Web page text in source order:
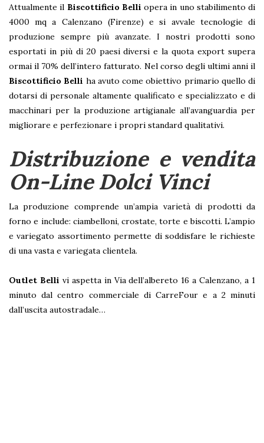
Attualmente il Biscottificio Belli opera in uno stabilimento di
4000 mq a Calenzano (Firenze) e si avvale tecnologie di
produzione sempre più avanzate. I nostri prodotti sono
esportati in più di 20 paesi diversi e la quota export supera
ormai il 70% dell’intero fatturato. Nel corso degli ultimi anni il
Biscottificio Belli ha avuto come obiettivo primario quello di
dotarsi di personale altamente qualificato e specializzato e di
macchinari per la produzione artigianale all’avanguardia per
migliorare e perfezionare i propri standard qualitativi.
Distribuzione e vendita
On-Line Dolci Vinci
La produzione comprende un’ampia varietà di prodotti da
forno e include: ciambelloni, crostate, torte e biscotti. L’ampio
e variegato assortimento permette di soddisfare le richieste
di una vasta e variegata clientela.
Outlet Belli vi aspetta in Via dell’albereto 16 a Calenzano, a 1
minuto dal centro commerciale di CarreFour e a 2 minuti
dall’uscita autostradale…